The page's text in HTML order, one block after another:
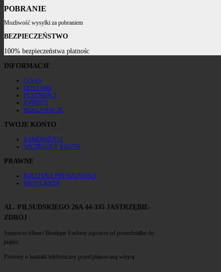
POBRANIE
Mozliwość wysyłki za pobraniem
BEZPIECZEŃSTWO
100% bezpieczeństwa płatnośc
INFORMACJE
O NAS
DOSTAWA
PŁATNOŚCI
ZWROTY
REKLAMACJE
TWOJE KONTO
ZAMÓWIENIA
SZCZEGÓŁY KONTA
PRAWNE
POLITYKA PRYWATNOŚCI
REGULAMIN
AL. PIŁSUDSKIEGO 26A 44-335 JASTRZĘBIE-
ZDRÓJ
Szanowni klienci Boutique Fashion zaprasza od poniedziałku do
piątku.
Prosimy o kontakt telefoniczny przed planowaną wizytą.